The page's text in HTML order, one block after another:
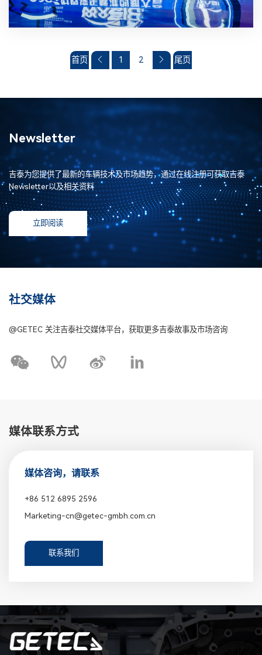
首页 1 2 尾页
Newsletter
吉泰为您提供了最新的车辆技术及市场趋势，通过在线注册可获取吉泰
Newsletter以及相关资料
立即阅读
社交媒体
@GETEC 关注吉泰社交媒体平台，获取更多吉泰故事及市场咨询
媒体联系方式
媒体咨询，请联系
+86 512 6895 2596
Marketing-cn@getec-gmbh.com.cn
联系我们